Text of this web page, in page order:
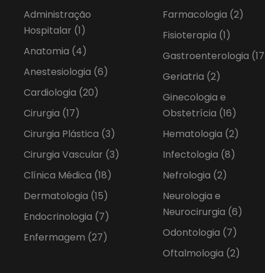
Administração
Hospitalar (1)
Anatomia (4)
Anestesiologia (6)
Cardiologia (20)
Cirurgia (17)
Cirurgia Plástica (3)
Cirurgia Vascular (3)
Clínica Médica (18)
Dermatologia (15)
Endocrinologia (7)
Enfermagem (27)
Farmacologia (2)
Fisioterapia (1)
Gastroenterologia
Geriatria (2)
Ginecologia e
Obstetrícia (16)
Hematologia (2)
Infectologia (8)
Nefrologia (2)
Neurologia e
Neurocirurgia (6)
Odontologia (7)
Oftalmologia (2)